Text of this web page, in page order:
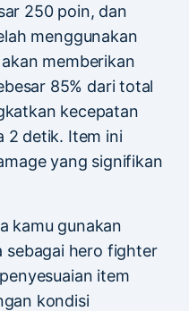
250 poin, dan
menggunakan
memberikan
85% dari total
kecepatan
2 detik. Item ini
yang signifikan
kamu gunakan
sebagai hero fighter
item
kondisi